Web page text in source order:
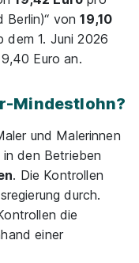
Berlin)“ von19,10
dem 1. Juni 2026
Euro an.
Mindestlohn?
und Malerinnen
den Betrieben
. Die Kontrollen
durch.
die
einer